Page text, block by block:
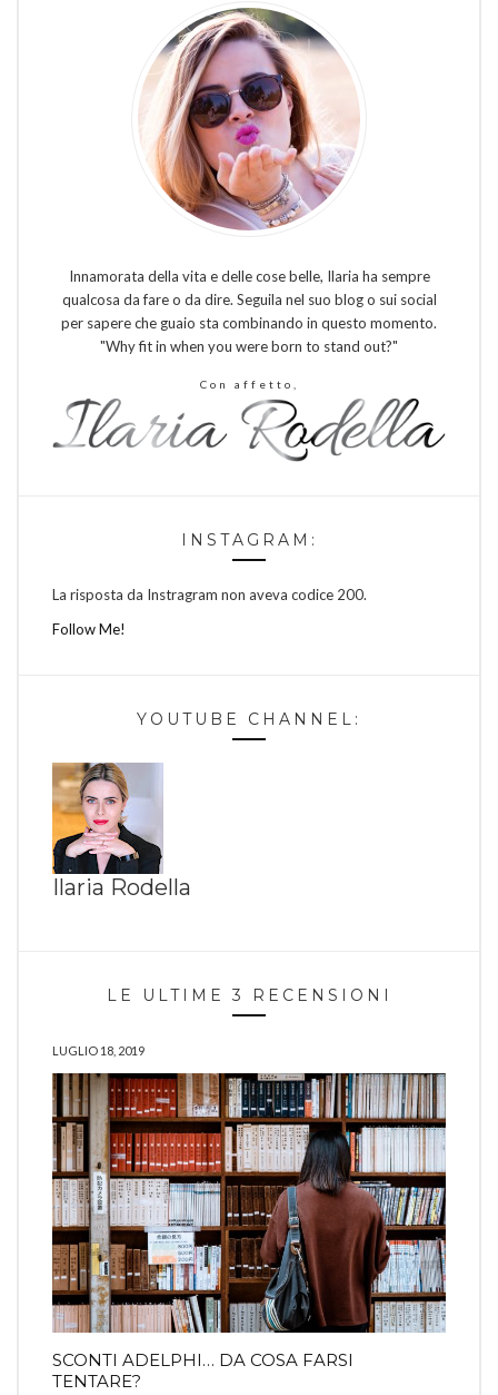
Innamorata della vita e delle cose belle, Ilaria ha sempre
qualcosa da fare o da dire. Seguila nel suo blog o sui social
per sapere che guaio sta combinando in questo momento.
"Why fit in when you were born to stand out?"
Con affetto,
INSTAGRAM:
La risposta da Instragram non aveva codice 200.
Follow Me!
YOUTUBE CHANNEL:
Ilaria Rodella
LE ULTIME 3 RECENSIONI
LUGLIO 18, 2019
SCONTI ADELPHI… DA COSA FARSI
TENTARE?